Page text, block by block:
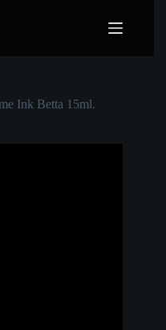
Ink Betta 15ml.